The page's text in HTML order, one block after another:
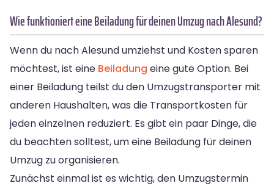
Wie funktioniert eine Beiladung für deinen Umzug nach Alesund?
Wenn du nach Alesund umziehst und Kosten sparen
möchtest, ist eine Beiladung eine gute Option. Bei
einer Beiladung teilst du den Umzugstransporter mit
anderen Haushalten, was die Transportkosten für
jeden einzelnen reduziert. Es gibt ein paar Dinge, die
du beachten solltest, um eine Beiladung für deinen
Umzug zu organisieren.
Zunächst einmal ist es wichtig, den Umzugstermin